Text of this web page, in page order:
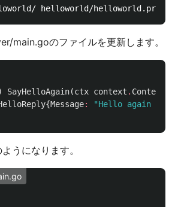
main.goのファイルを更新します。
SayHelloAgain(ctx context . Context
{Message: "Hello again "
うになります。